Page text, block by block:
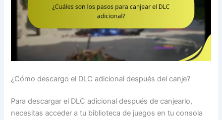
¿Cómo descargo el DLC adicional después del canje?
Para descargar el DLC adicional después de canjearlo,
necesitas acceder a tu biblioteca de juegos en tu consola